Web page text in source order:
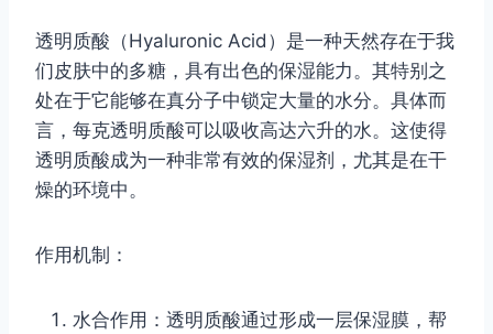
透明质酸（Hyaluronic Acid）是一种天然存在于我
们皮肤中的多糖，具有出色的保湿能力。其特别之
处在于它能够在真分子中锁定大量的水分。具体而
言，每克透明质酸可以吸收高达六升的水。这使得
透明质酸成为一种非常有效的保湿剂，尤其是在干
燥的环境中。
作用机制：
水合作用：透明质酸通过形成一层保湿膜，帮